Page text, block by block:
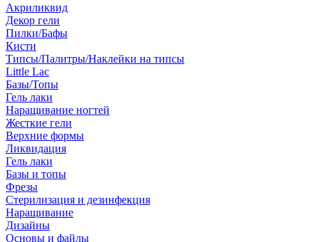
Акриликвид
Декор гели
Пилки/Бафы
Кисти
Типсы/Палитры/Наклейки на типсы
Little Lac
Базы/Топы
Гель лаки
Наращивание ногтей
Жесткие гели
Верхние формы
Ликвидация
Гель лаки
Базы и топы
Фрезы
Стерилизация и дезинфекция
Наращивание
Дизайны
Основы и файлы